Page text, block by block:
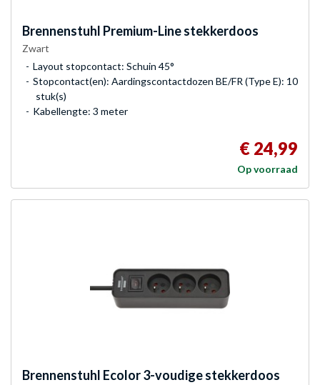
Brennenstuhl Premium-Line stekkerdoos
Zwart
Layout stopcontact: Schuin 45°
Stopcontact(en): Aardingscontactdozen BE/FR (Type E): 10
stuk(s)
Kabellengte: 3 meter
€ 24,99
Op voorraad
Brennenstuhl Ecolor 3-voudige stekkerdoos